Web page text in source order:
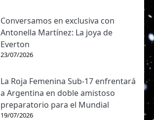
Conversamos en exclusiva con
Antonella Martínez: La joya de
Everton
23/07/2026
La Roja Femenina Sub-17 enfrentará
a Argentina en doble amistoso
preparatorio para el Mundial
19/07/2026